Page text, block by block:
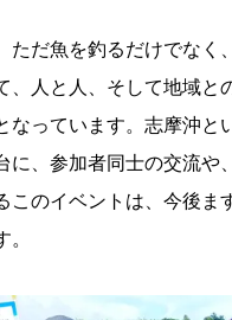
ただ魚を釣るだけでなく
、人と人、そして地域と
なっています。志摩沖と
に、参加者同士の交流や
このイベントは、今後ま